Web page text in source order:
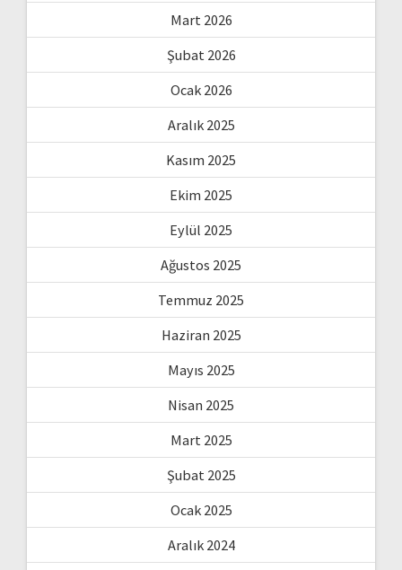
Mart 2026
Şubat 2026
Ocak 2026
Aralık 2025
Kasım 2025
Ekim 2025
Eylül 2025
Ağustos 2025
Temmuz 2025
Haziran 2025
Mayıs 2025
Nisan 2025
Mart 2025
Şubat 2025
Ocak 2025
Aralık 2024